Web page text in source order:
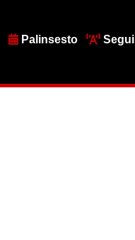
Palinsesto Segui